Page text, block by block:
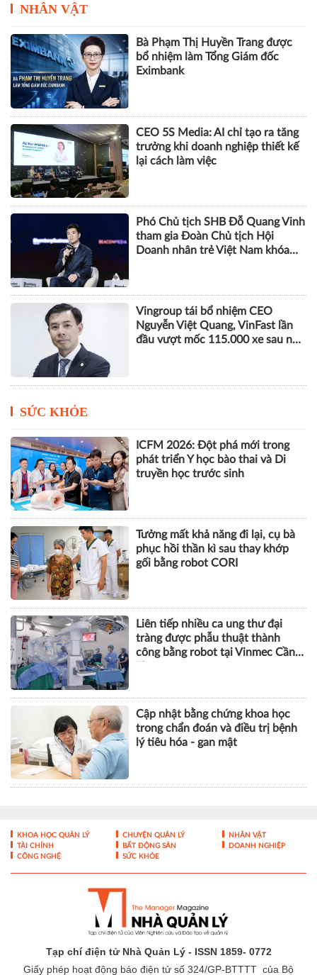
NHÂN VẬT
Bà Phạm Thị Huyền Trang được
bổ nhiệm làm Tổng Giám đốc
Eximbank
CEO 5S Media: AI chỉ tạo ra tăng
trưởng khi doanh nghiệp thiết kế
lại cách làm việc
Phó Chủ tịch SHB Đỗ Quang Vinh
tham gia Đoàn Chủ tịch Hội
Doanh nhân trẻ Việt Nam khóa
Vingroup tái bổ nhiệm CEO
Nguyễn Việt Quang, VinFast lần
đầu vượt mốc 115.000 xe sau nửa
SỨC KHỎE
ICFM 2026: Đột phá mới trong
phát triển Y học bào thai và Di
truyền học trước sinh
Tưởng mất khả năng đi lại, cụ bà
phục hồi thần kì sau thay khớp
gối bằng robot CORI
Liên tiếp nhiều ca ung thư đại
tràng được phẫu thuật thành
công bằng robot tại Vinmec Cần
Cập nhật bằng chứng khoa học
trong chẩn đoán và điều trị bệnh
lý tiêu hóa - gan mật
KHOA HỌC QUẢN LÝ CHUYỆN QUẢN LÝ
NHÂN VẬT
TÀI CHÍNH
BẤT ĐỘNG SẢN
DOANH NGHIỆP
CÔNG NGHỆ
SỨC KHỎE
Tạp chí điện tử Nhà Quản Lý - ISSN 1859- 0772
Giấy phép hoạt động báo điện tử số 324/GP-BTTTT của Bộ